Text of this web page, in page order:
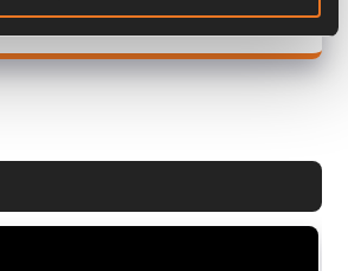
informatie openen